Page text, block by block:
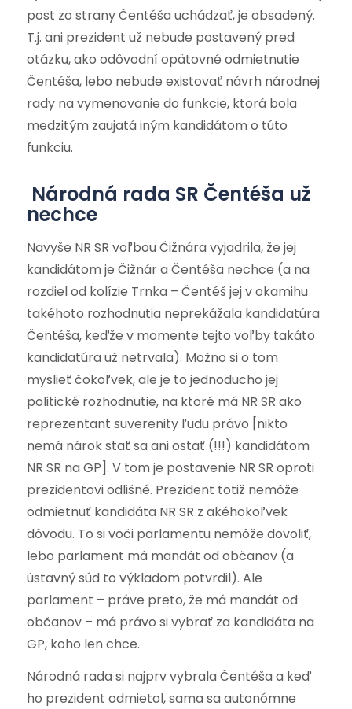
post zo strany Čentéša uchádzať, je obsadený.
T.j. ani prezident už nebude postavený pred
otázku, ako odôvodní opätovné odmietnutie
Čentéša, lebo nebude existovať návrh národnej
rady na vymenovanie do funkcie, ktorá bola
medzitým zaujatá iným kandidátom o túto
funkciu.
Národná rada SR Čentéša už
nechce
Navyše NR SR voľbou Čižnára vyjadrila, že jej
kandidátom je Čižnár a Čentéša nechce (a na
rozdiel od kolízie Trnka – Čentéš jej v okamihu
takéhoto rozhodnutia neprekážala kandidatúra
Čentéša, keďže v momente tejto voľby takáto
kandidatúra už netrvala). Možno si o tom
myslieť čokoľvek, ale je to jednoducho jej
politické rozhodnutie, na ktoré má NR SR ako
reprezentant suverenity ľudu právo [nikto
nemá nárok stať sa ani ostať (!!!) kandidátom
NR SR na GP]. V tom je postavenie NR SR oproti
prezidentovi odlišné. Prezident totiž nemôže
odmietnuť kandidáta NR SR z akéhokoľvek
dôvodu. To si voči parlamentu nemôže dovoliť,
lebo parlament má mandát od občanov (a
ústavný súd to výkladom potvrdil). Ale
parlament – práve preto, že má mandát od
občanov – má právo si vybrať za kandidáta na
GP, koho len chce.
Národná rada si najprv vybrala Čentéša a keď
ho prezident odmietol, sama sa autonómne